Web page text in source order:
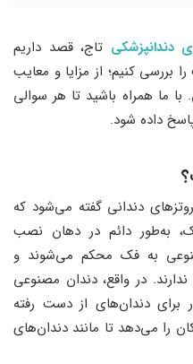
دندانپزشکی تاج، قصد داریم
بررسی کنیم؛ از مزایا و معایب
ما همراه باشید تا هر سوالی
داده شود.
دندانی گفته می‌شود که
به‌طور دائم در دهان نصب
به فک محکم می‌شوند و
در واقع، دندان مصنوعی
برای دندان‌های از دست رفته
را می‌دهد تا مانند دندان‌های